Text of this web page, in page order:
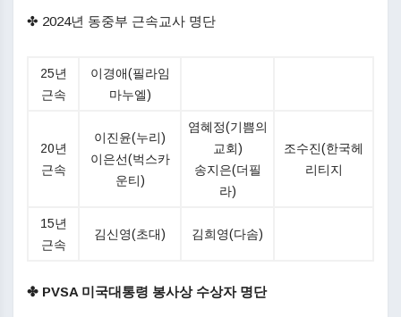
✤ 2024년 동중부 근속교사 명단
25년
근속
이경애(필라임
마누엘)
20년
근속
이진윤(누리)
이은선(벅스카
운티)
염혜정(기쁨의
교회)
송지은(더필
라)
조수진(한국헤
리티지
15년
근속
김신영(초대) 김희영(다솜)
✤ PVSA 미국대통령 봉사상 수상자 명단